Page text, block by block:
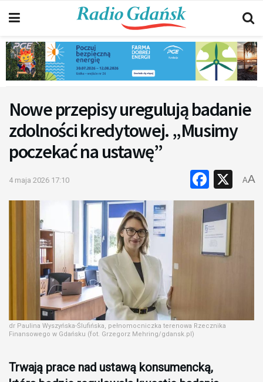
Nowe przepisy uregulują badanie
zdolności kredytowej. „Musimy
poczekać na ustawę”
4 maja 2026 17:10 X
AA
dr Paulina Wyszyńska-Ślufińska, pełnomocniczka terenowa Rzecznika
Finansowego w Gdańsku (fot. Grzegorz Mehring/gdansk.pl)
Trwają prace nad ustawą konsumencką,